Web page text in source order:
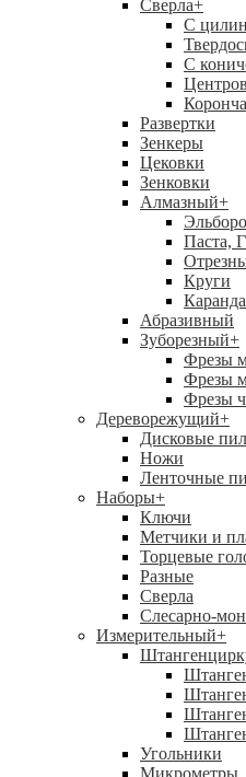
Сверла+
С
С
Развертки
Зенкеры
Цековки
Зенковки
Алмазный+
Паста,
Круги
Абразивный
Зуборезный+
Фрезы
Фрезы
Фрезы
Дереворежущий+
Дисковые
Ножи
Ленточные
Наборы+
Ключи
Метчики и
Торцевые
Разные
Сверла
Слесарно-
Измерительный+
Угольники
Микрометры